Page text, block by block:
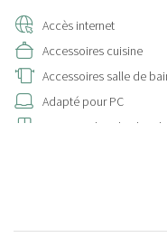
Accès internet
Accessoires cuisine
Accessoires salle de
Adapté pour PC
Armoires dans la chambre
Assiettes